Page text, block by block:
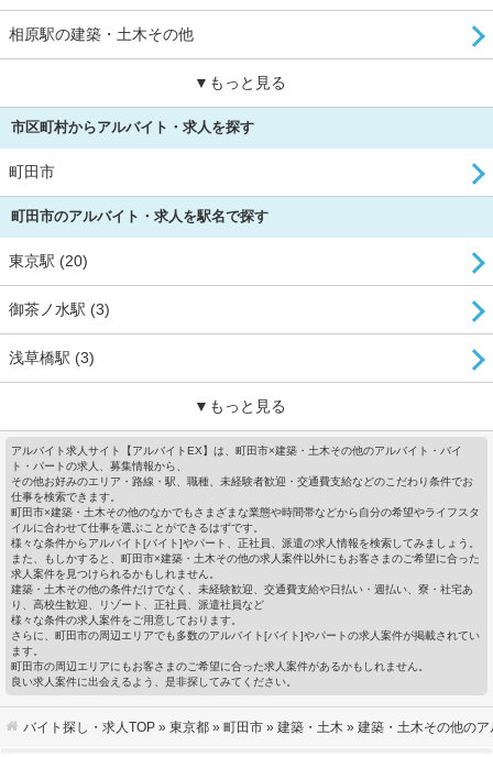
相原駅の建築・土木その他
▼もっと見る
市区町村からアルバイト・求人を探す
町田市
町田市のアルバイト・求人を駅名で探す
東京駅 (20)
御茶ノ水駅 (3)
浅草橋駅 (3)
▼もっと見る
アルバイト求人サイト【アルバイトEX】は、町田市×建築・土木その他のアルバイト・バイ
ト・パートの求人、募集情報から、
その他お好みのエリア・路線・駅、職種、未経験者歓迎・交通費支給などのこだわり条件でお
仕事を検索できます。
町田市×建築・土木その他のなかでもさまざまな業態や時間帯などから自分の希望やライフスタ
イルに合わせて仕事を選ぶことができるはずです。
様々な条件からアルバイト[バイト]やパート、正社員、派遣の求人情報を検索してみましょう。
また、もしかすると、町田市×建築・土木その他の求人案件以外にもお客さまのご希望に合った
求人案件を見つけられるかもしれません。
建築・土木その他の条件だけでなく、未経験歓迎、交通費支給や日払い・週払い、寮・社宅あ
り、高校生歓迎、リゾート、正社員、派遣社員など
様々な条件の求人案件をご用意しております。
さらに、町田市の周辺エリアでも多数のアルバイト[バイト]やパートの求人案件が掲載されてい
ます。
町田市の周辺エリアにもお客さまのご希望に合った求人案件があるかもしれません。
良い求人案件に出会えるよう、是非探してみてください。
バイト探し・求人TOP » 東京都 » 町田市 » 建築・土木 » 建築・土木その他の